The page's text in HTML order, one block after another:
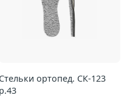
Стельки ортопед. СК-123
р.43